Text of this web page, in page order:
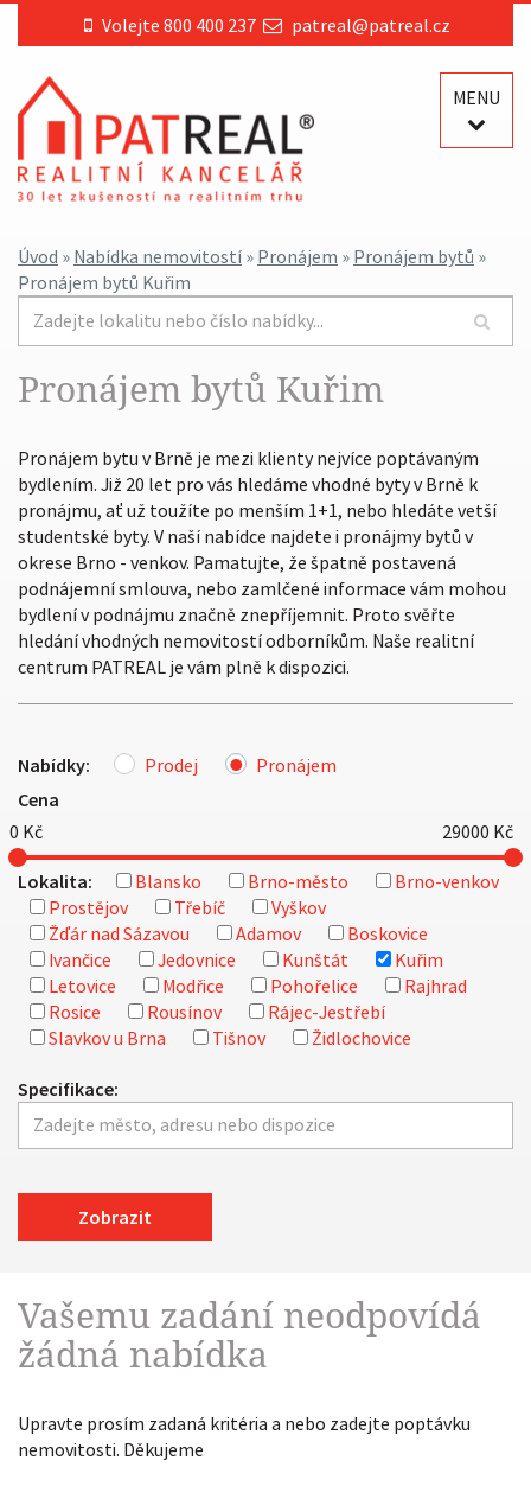
Volejte 800 400 237 patreal@patreal.cz
MENU
Úvod » Nabídka nemovitostí » Pronájem » Pronájem bytů »
Pronájem bytů Kuřim
Pronájem bytů Kuřim
Pronájem bytu v Brně je mezi klienty nejvíce poptávaným
bydlením. Již 20 let pro vás hledáme vhodné byty v Brně k
pronájmu, ať už toužíte po menším 1+1, nebo hledáte vetší
studentské byty. V naší nabídce najdete i pronájmy bytů v
okrese Brno - venkov. Pamatujte, že špatně postavená
podnájemní smlouva, nebo zamlčené informace vám mohou
bydlení v podnájmu značně znepříjemnit. Proto svěřte
hledání vhodných nemovitostí odborníkům. Naše realitní
centrum PATREAL je vám plně k dispozici.
Nabídky: Prodej
Pronájem
Cena
0 Kč 29000 Kč
Lokalita: Blansko Brno-město
Brno-venkov
Prostějov
Třebíč
Vyškov
Žďár nad Sázavou
Adamov
Boskovice
Ivančice
Jedovnice Kunštát
Kuřim
Letovice
Modřice Pohořelice
Rajhrad
Rosice
Rousínov
Rájec-Jestřebí
Slavkov u Brna
Tišnov Židlochovice
Specifikace:
Zobrazit
Vašemu zadání neodpovídá
žádná nabídka
Upravte prosím zadaná kritéria a nebo zadejte poptávku
nemovitosti. Děkujeme